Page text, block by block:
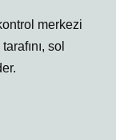
merkezi
sol